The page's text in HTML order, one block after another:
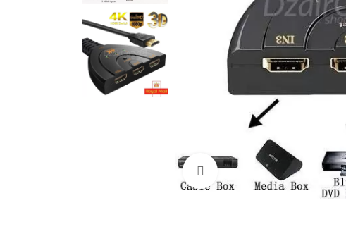
Cliquez pour agrandir